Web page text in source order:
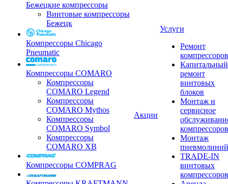
Бежецкие компрессоры
Винтовые компрессоры
Бежецк
Компрессоры Chicago
Pneumatic
Компрессоры COMARO
Компрессоры
COMARO Legend
Компрессоры
COMARO Mythos
Компрессоры
COMARO Symbol
Компрессоры
COMARO XB
Компрессоры COMPRAG
Акции
Услуги
Ремонт
компрессоров
Капитальный
ремонт
винтовых
блоков
Монтаж и
сервисное
компрессоров
Монтаж
пневмолиний
TRADE-IN
винтовых
компрессоров